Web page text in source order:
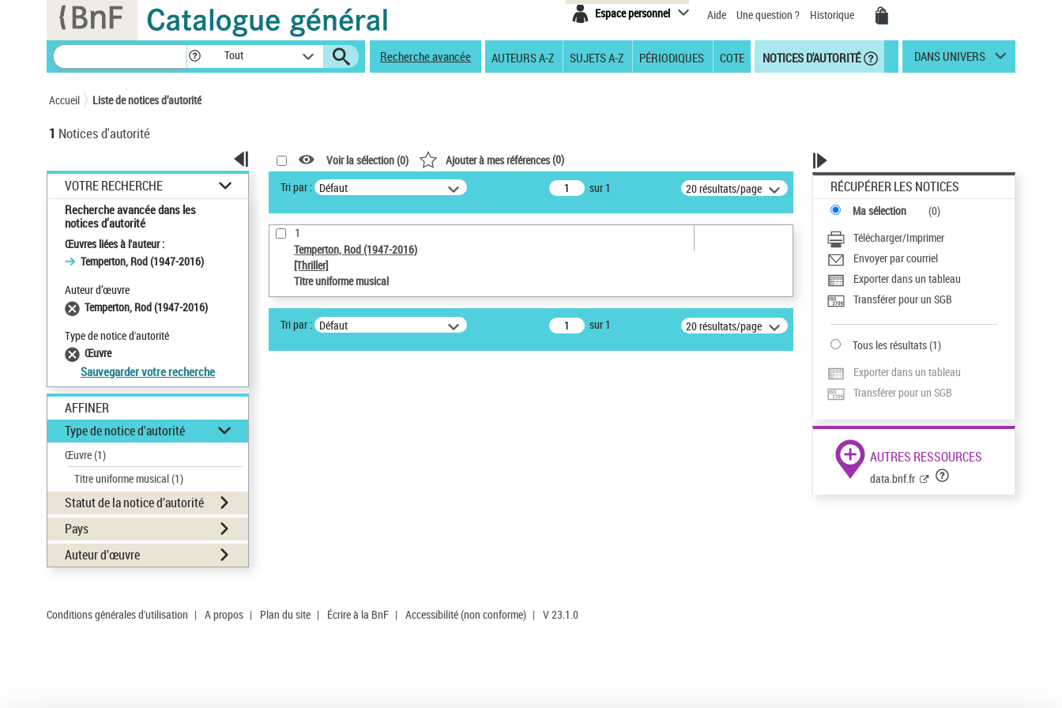
Espace personnel Aide Une question ? Historique
Tout Recherche avancée AUTEURS A-Z SUJETS A-Z PÉRIODIQUES COTE NOTICES D'AUTORITÉ DANS UNIVERS
Accueil Liste de notices d’autorité
1 Notices d'autorité
VOTRE RECHERCHE
Recherche avancée dans les
notices d’autorité
Œuvres liées à l'auteur :
Temperton, Rod (1947-2016)
Auteur d’œuvre
Temperton, Rod (1947-2016)
Type de notice d'autorité
Œuvre
Sauvegarder votre recherche
AFFINER
Type de notice d'autorité
Œuvre(1)
Titre uniforme musical(1)
Statut de la notice d’autorité
Pays
Auteur d’œuvre
Voir la sélection (0) Ajouter à mes références(0)
Tri par : Défaut sur 1 20 résultats/page
1
Temperton, Rod (1947-2016)
[Thriller]
Titre uniforme musical
Tri par : Défaut sur 1 20 résultats/page
RÉCUPÉRER LES NOTICES
Ma sélection (0)
Télécharger/Imprimer
Envoyer par courriel
Exporter dans un tableau
Transférer pour un SGB
Tous les résultats(1)
Exporter dans un tableau
Transférer pour un SGB
AUTRES RESSOURCES
data.bnf.fr
Conditions générales d'utilisation | A propos | Plan du site | Écrire à la BnF | Accessibilité (non conforme) | V 23.1.0
Panneau de gestion des cookies